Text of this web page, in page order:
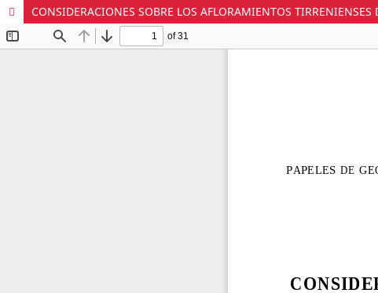
CONSIDERACIONES SOBRE LOS AFLORAMIENTOS